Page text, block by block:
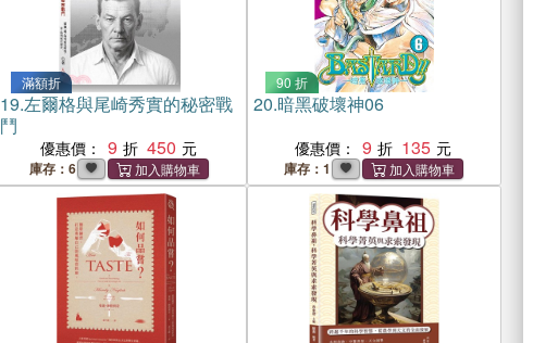
滿額折
19.左爾格與尾崎秀實的秘密戰
鬥
優惠價： 9 450
庫存：6
90 折
20.暗黑破壞神06
優惠價： 9 135
庫存：1